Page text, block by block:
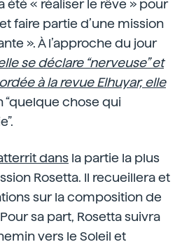
été « réaliser le rêve » pour
faire partie d’une mission
». À l’approche du jour
se déclare “nerveuse” et
à la revue Elhuyar, elle
“quelque chose qui
dans la partie la plus
Rosetta. Il recueillera et
sur la composition de
sa part, Rosetta suivra
vers le Soleil et